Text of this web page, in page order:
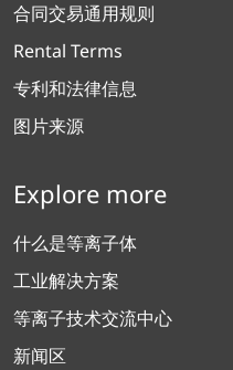
合同交易通用规则
Rental Terms
专利和法律信息
图片来源
Explore more
什么是等离子体
工业解决方案
等离子技术交流中心
新闻区